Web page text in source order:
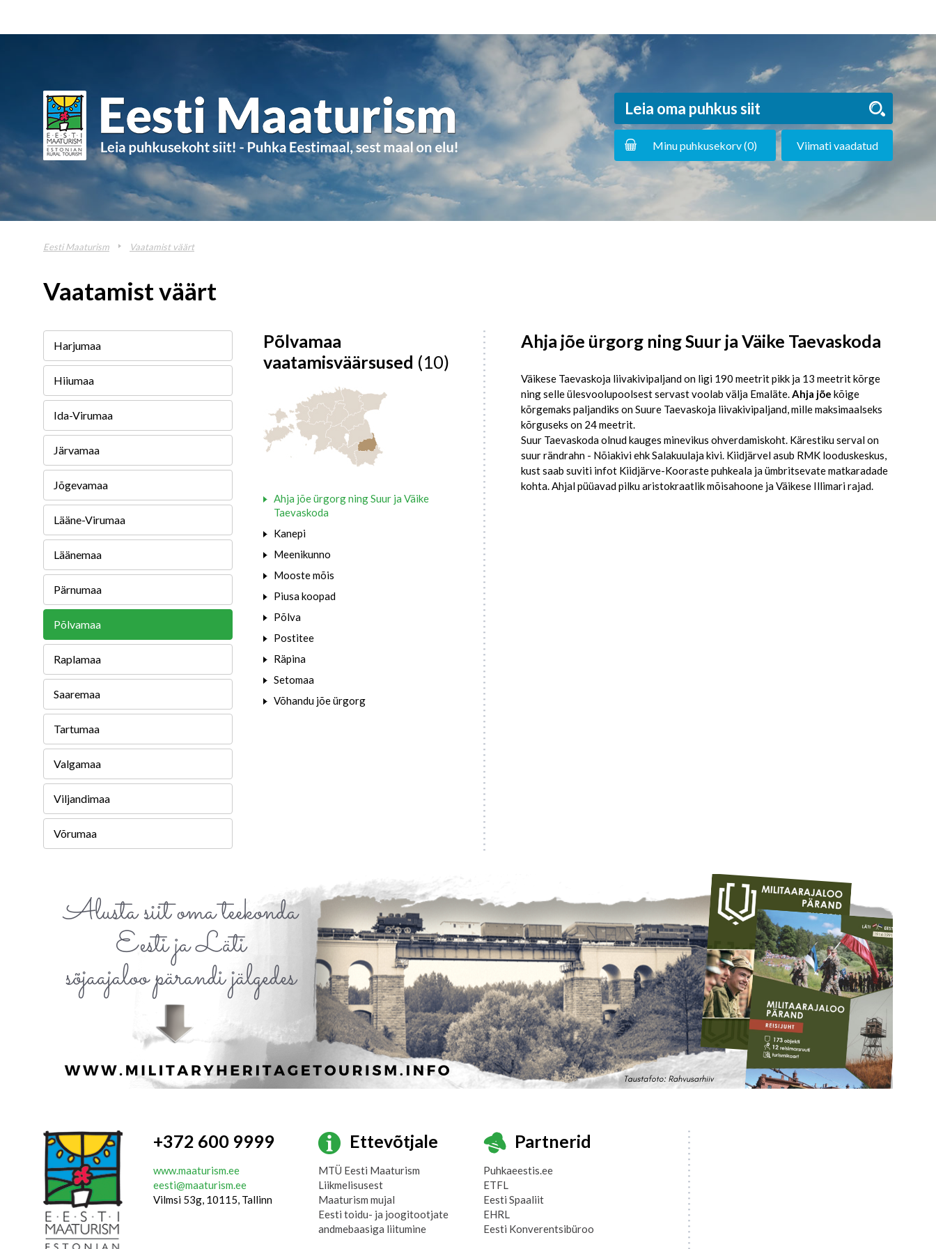
Minu puhkusekorv (0) Viimati vaadatud
Eesti Maaturism Vaatamist väärt
Vaatamist väärt
Harjumaa
Hiiumaa
Ida-Virumaa
Järvamaa
Jõgevamaa
Lääne-Virumaa
Läänemaa
Pärnumaa
Põlvamaa
Raplamaa
Saaremaa
Tartumaa
Valgamaa
Viljandimaa
Võrumaa
Põlvamaa
vaatamisväärsused (10)
Ahja jõe ürgorg ning Suur ja Väike
Taevaskoda
Kanepi
Meenikunno
Mooste mõis
Piusa koopad
Põlva
Postitee
Räpina
Setomaa
Võhandu jõe ürgorg
Ahja jõe ürgorg ning Suur ja Väike Taevaskoda
Väikese Taevaskoja liivakivipaljand on ligi 190 meetrit pikk ja 13 meetrit kõrge
ning selle ülesvoolupoolsest servast voolab välja Emaläte.Ahja jõe kõige
kõrgemaks paljandiks on Suure Taevaskoja liivakivipaljand, mille maksimaalseks
kõrguseks on 24 meetrit.
Suur Taevaskoda olnud kauges minevikus ohverdamiskoht. Kärestiku serval on
suur rändrahn - Nõiakivi ehk Salakuulaja kivi. Kiidjärvel asub RMK looduskeskus,
kust saab suviti infot Kiidjärve-Kooraste puhkeala ja ümbritsevate matkaradade
kohta. Ahjal püüavad pilku aristokraatlik mõisahoone ja Väikese Illimari rajad.
+372 600 9999
www.maaturism.ee
eesti@maaturism.ee
Vilmsi 53g, 10115, Tallinn
Ettevõtjale
MTÜ Eesti Maaturism
Liikmelisusest
Maaturism mujal
Eesti toidu- ja joogitootjate
andmebaasiga liitumine
Partnerid
Puhkaeestis.ee
ETFL
Eesti Spaaliit
EHRL
Eesti Konverentsibüroo